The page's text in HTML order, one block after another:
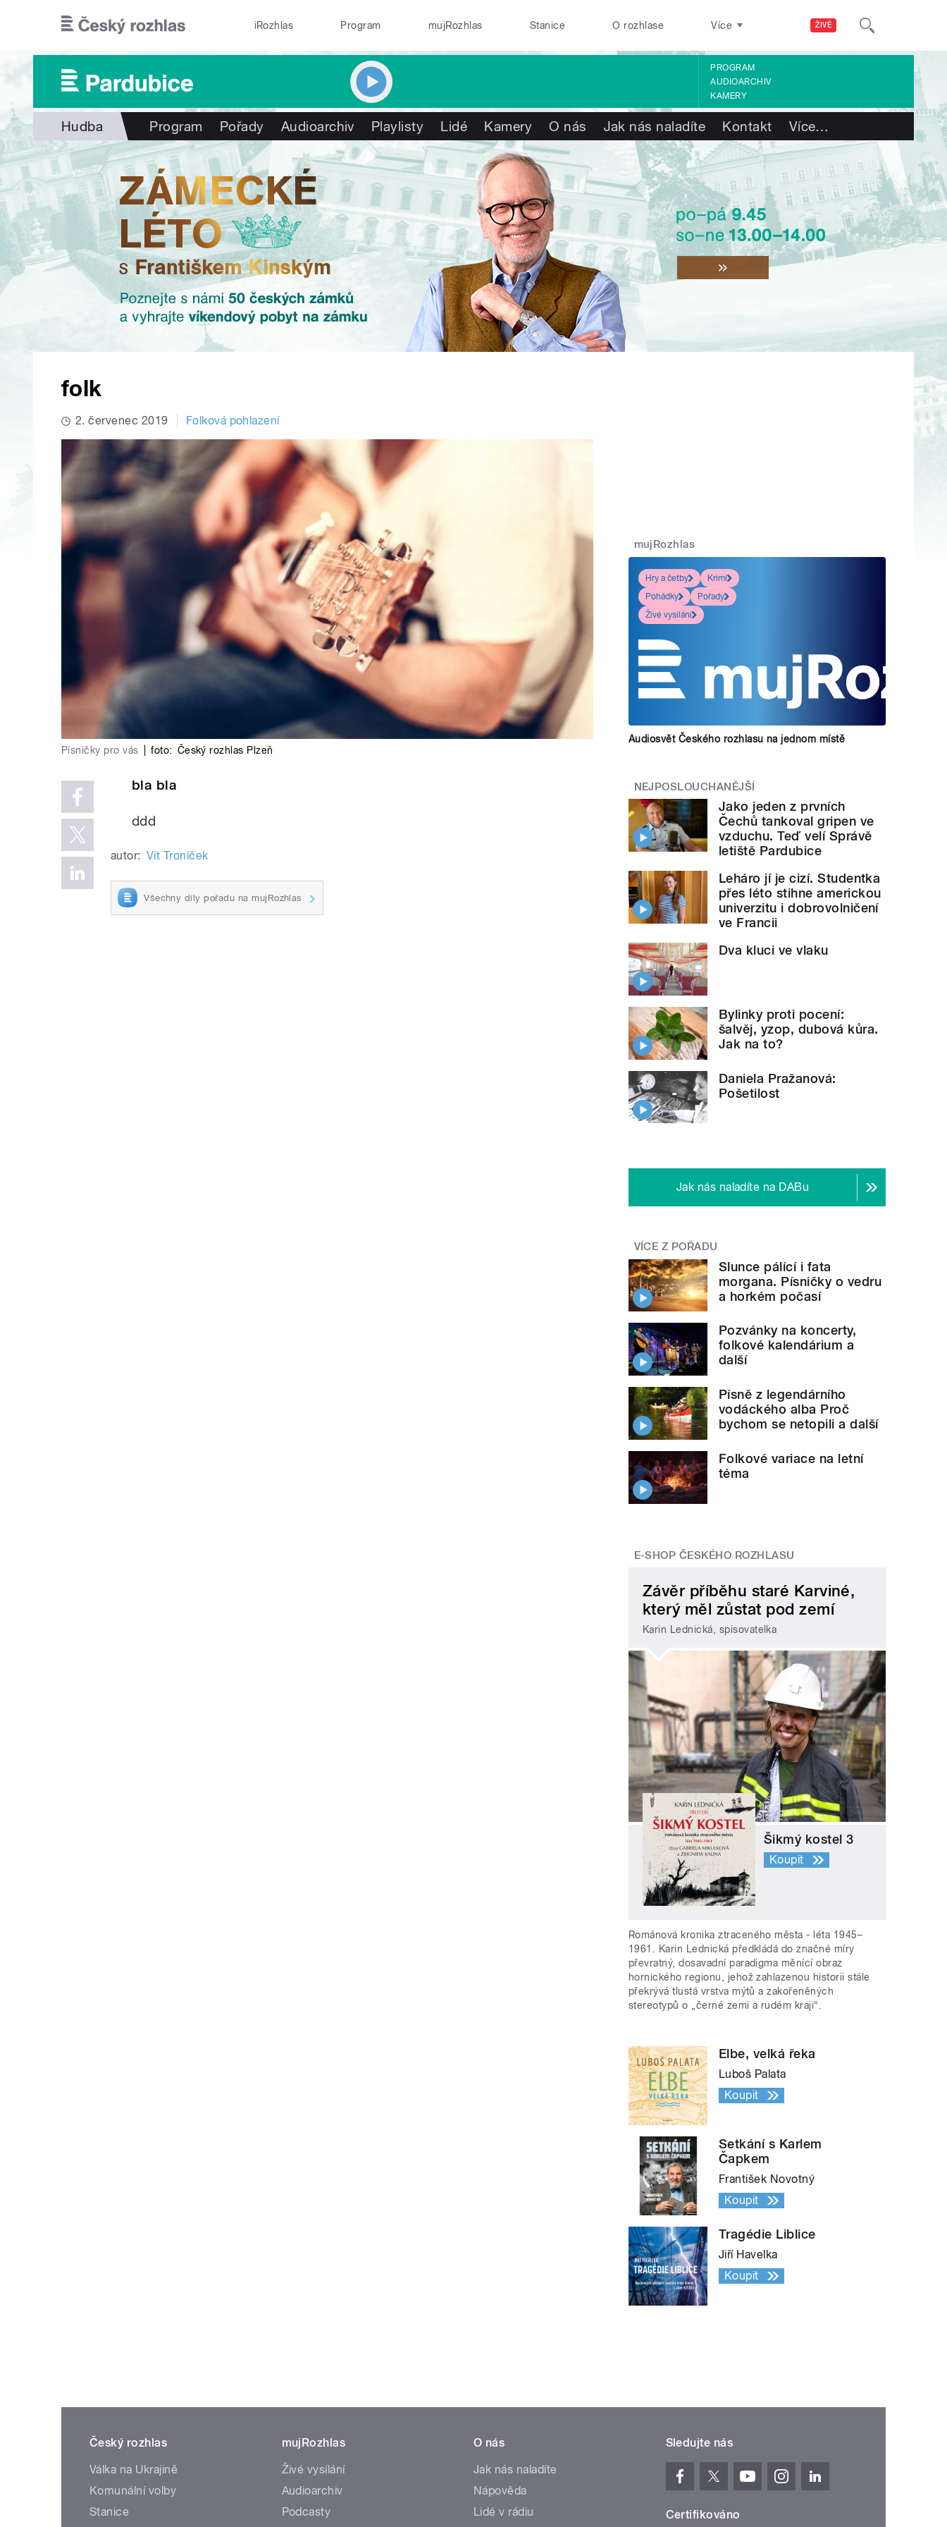
ŽIVĚ
iRozhlas Program mujRozhlas Stanice O rozhlase Více
PROGRAM
AUDIOARCHIV
KAMERY
Hudba Program Pořady Audioarchiv Playlisty Lidé Kamery O nás Jak nás naladíte Kontakt Více…
folk
2. červenec 2019 Folková pohlazení
Písničky pro vás foto: Český rozhlas Plzeň
bla bla
ddd
autor: Vít Troníček
Všechny díly pořadu na mujRozhlas
mujRozhlas
Hry a četby
Krimi
Pohádky
Pořady
Živé vysílání
Audiosvět Českého rozhlasu na jednom místě
NEJPOSLOUCHANĚJŠÍ
Jako jeden z prvních
Čechů tankoval gripen ve
vzduchu. Teď velí Správě
letiště Pardubice
Leháro jí je cizí. Studentka
přes léto stihne americkou
univerzitu i dobrovolničení
ve Francii
Dva kluci ve vlaku
Bylinky proti pocení:
šalvěj, yzop, dubová kůra.
Jak na to?
Daniela Pražanová:
Pošetilost
Jak nás naladíte na DABu
VÍCE Z POŘADU
Slunce pálící i fata
morgana. Písničky o vedru
a horkém počasí
Pozvánky na koncerty,
folkové kalendárium a
další
Písně z legendárního
vodáckého alba Proč
bychom se netopili a další
Folkové variace na letní
téma
E-SHOP ČESKÉHO ROZHLASU
Závěr příběhu staré Karviné,
který měl zůstat pod zemí
Karin Lednická, spisovatelka
Šikmý kostel 3
Koupit
Románová kronika ztraceného města - léta 1945–
1961. Karin Lednická předkládá do značné míry
převratný, dosavadní paradigma měnící obraz
hornického regionu, jehož zahlazenou historii stále
překrývá tlustá vrstva mýtů a zakořeněných
stereotypů o „černé zemi a rudém kraji“.
Elbe, velká řeka
Luboš Palata
Koupit
Setkání s Karlem
Čapkem
František Novotný
Koupit
Tragédie Liblice
Jiří Havelka
Koupit
Český rozhlas
Válka na Ukrajině
Komunální volby
Stanice
mujRozhlas
Živé vysílání
Audioarchiv
Podcasty
O nás
Jak nás naladíte
Nápověda
Lidé v rádiu
Sledujte nás
Certifikováno